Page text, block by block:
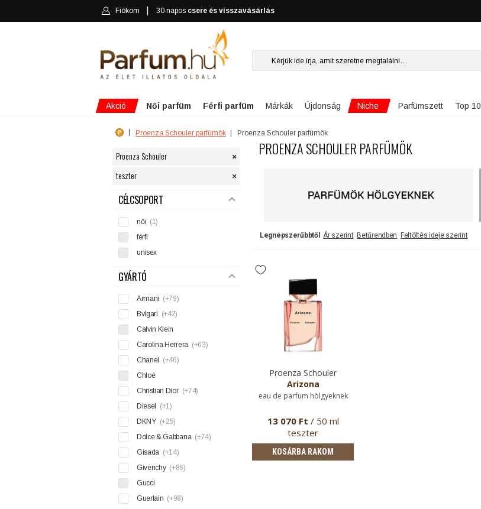
Fiókom 30 napos csere és visszavásárlás
Akció Női parfüm Férfi parfüm Márkák Újdonság Niche Parfümszett Top 10
Proenza Schouler parfümök Proenza Schouler parfümök
Proenza Schouler ×
teszter ×
SZŰRÉS
CÉLCSOPORT
női (1)
férfi
unisex
GYÁRTÓ
Armani (+79)
Bvlgari (+42)
Calvin Klein
Carolina Herrera (+63)
Chanel
(+46)
Chloé
Christian Dior (+74)
Diesel
(+1)
DKNY (+25)
Dolce & Gabbana (+74)
Gisada (+14)
Givenchy (+86)
Gucci
Guerlain (+98)
PROENZA SCHOULER PARFÜMÖK
Legnépszerűbbtől Ár szerint Betűrendben Feltöltés ideje szerint
Proenza Schouler
Arizona
eau de parfum hölgyeknek
13 070 Ft / 50 ml
teszter
KOSÁRBA RAKOM